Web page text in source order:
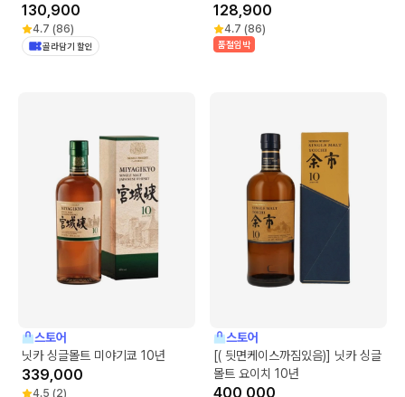
130,900
4.7 (86)
골라담기 할인
128,900
4.7 (86)
품절임박
스토어
닛카 싱글몰트 미야기쿄 10년
339,000
4.5 (2)
스토어
[( 딋면케이스까짐있음)] 닛카 싱글
몰트 요이치 10년
400,000